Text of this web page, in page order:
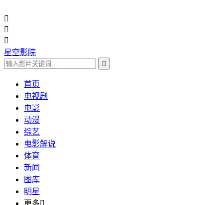



星空影院

首页
电视剧
电影
动漫
综艺
电影解说
体育
新闻
图库
明星
更多